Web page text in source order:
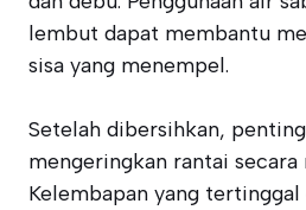
lembut dapat membantu
sisa yang menempel.
Setelah dibersihkan,
mengeringkan rantai secara
Kelembapan yang